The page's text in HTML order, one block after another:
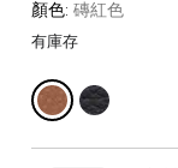
顏色: 磚紅色
有庫存